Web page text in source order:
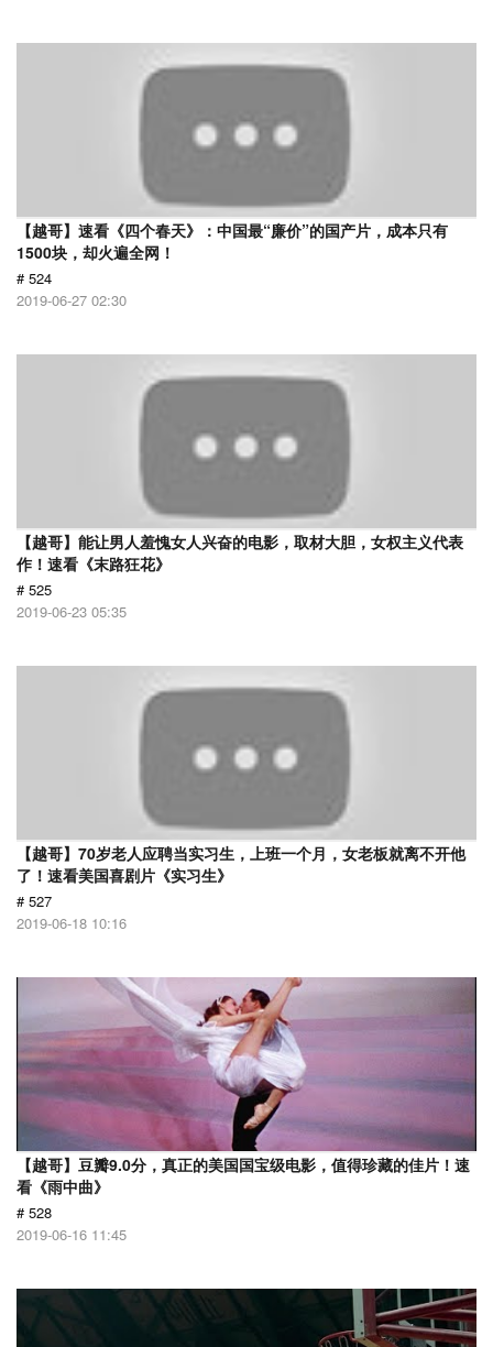
【越哥】速看《四个春天》：中国最“廉价”的国产片，成本只有
1500块，却火遍全网！
# 524
2019-06-27 02:30
【越哥】能让男人羞愧女人兴奋的电影，取材大胆，女权主义代表
作！速看《末路狂花》
# 525
2019-06-23 05:35
【越哥】70岁老人应聘当实习生，上班一个月，女老板就离不开他
了！速看美国喜剧片《实习生》
# 527
2019-06-18 10:16
【越哥】豆瓣9.0分，真正的美国国宝级电影，值得珍藏的佳片！速
看《雨中曲》
# 528
2019-06-16 11:45